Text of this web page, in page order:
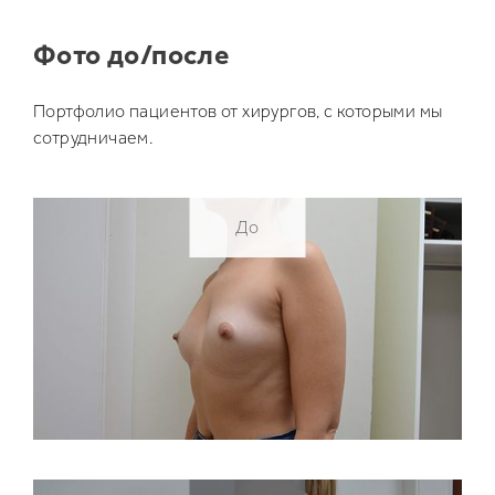
Фото до/после
Портфолио пациентов от хирургов, с которыми мы
сотрудничаем.
До
До
До
До
До
До
До
До
До
До
До
До
До